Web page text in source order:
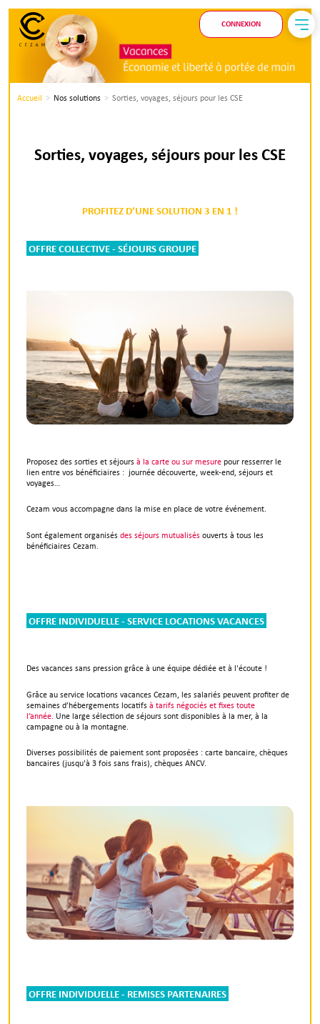
CONNEXION
Accueil Nos solutions Sorties, voyages, séjours pour les CSE
Sorties, voyages, séjours pour les CSE
PROFITEZ D’UNE SOLUTION 3 EN 1 !
OFFRE COLLECTIVE - SÉJOURS GROUPE
Proposez des sorties et séjoursà la carte ou sur mesurepour resserrer le
lien entre vos bénéficiaires : journée découverte, week-end, séjours et
voyages…
Cezam vous accompagne dans la mise en place de votre événement.
Sont également organisésdes séjours mutualisésouverts à tous les
bénéficiaires Cezam.
OFFRE INDIVIDUELLE - SERVICE LOCATIONS VACANCES
Des vacances sans pression grâce à une équipe dédiée et à l'écoute !
Grâce au service locations vacances Cezam, les salariés peuvent profiter de
semaines d’hébergements locatifsà tarifs négociés et fixes toute
l’année. Une large sélection de séjours sont disponibles à la mer, à la
campagne ou à la montagne.
Diverses possibilités de paiement sont proposées : carte bancaire, chèques
bancaires (jusqu'à 3 fois sans frais), chèques ANCV.
OFFRE INDIVIDUELLE - REMISES PARTENAIRES